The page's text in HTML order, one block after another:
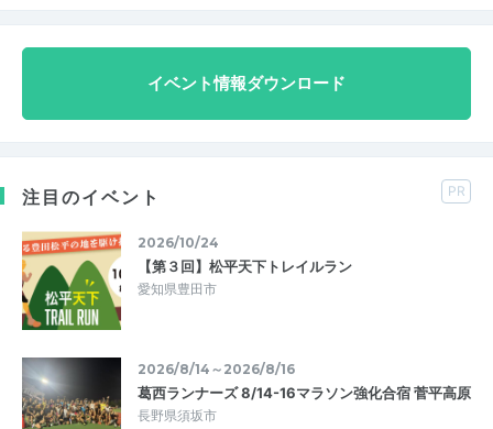
イベント情報ダウンロード
注目のイベント PR
2026/10/24
【第３回】松平天下トレイルラン
愛知県豊田市
2026/8/14～2026/8/16
葛西ランナーズ 8/14-16マラソン強化合宿 菅平高原
長野県須坂市